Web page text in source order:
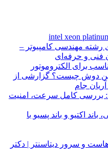
رشته مهندسی کامپیوتر –
فنی و حرفه‌ای
برای الکتروموتور
دوش چیست؟ گزارشی از
جام
مقایسه اندروید 16 و iOS 26.1: بررسی کامل سرعت، امنیت
اکتیو و باند پسیو با
و سرور دیتاسنتر | دکتر